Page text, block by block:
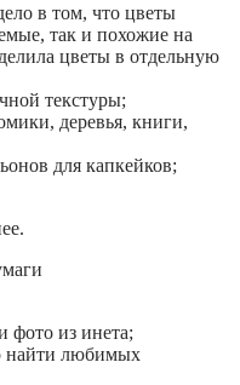
в том, что цветы
так и похожие на
цветы в отдельную
текстуры;
деревья, книги,
для капкейков;
фото из инета;
найти любимых